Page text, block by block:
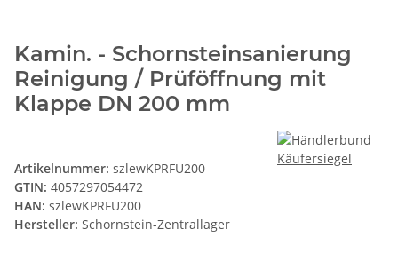
Kamin. - Schornsteinsanierung
Reinigung / Prüföffnung mit
Klappe DN 200 mm
Artikelnummer: szlewKPRFU200
GTIN: 4057297054472
HAN: szlewKPRFU200
Hersteller: Schornstein-Zentrallager